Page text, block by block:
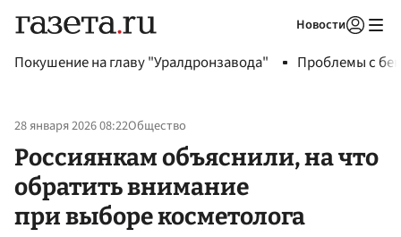
Новости
Покушение на главу "Уралдронзавода" Проблемы с
28 января 2026 08:22Общество
Россиянкам объяснили, на что
обратить внимание
при выборе косметолога